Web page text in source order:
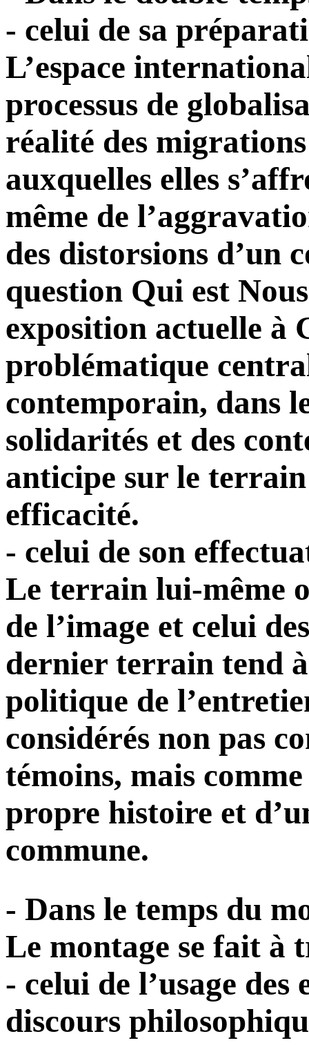
- celui de sa
L’espace
processus de
réalité des
auxquelles elles
même de
des distorsions d’un
question Qui est
exposition actuelle à
problématique
contemporain, dans
solidarités et des
anticipe sur le
efficacité.
- celui de son
Le terrain lui-même
de l’image et celui
dernier terrain tend à
politique de
considérés non pas
témoins, mais
propre histoire et
commune.
- Dans le temps du
Le montage se fait à
- celui de l’usage
discours